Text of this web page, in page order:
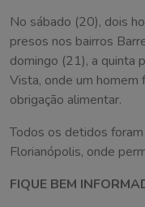
No sábado (20), dois
presos nos bairros
domingo (21), a quinta
Vista, onde um homem
obrigação alimentar.
Todos os detidos
Florianópolis, onde
FIQUE BEM